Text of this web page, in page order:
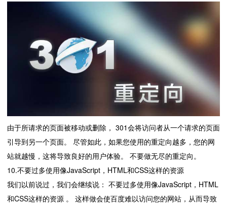
由于所请求的页面被移动或删除， 301会将访问者从一个请求的页面
引导到另一个页面。 尽管如此，如果您使用的重定向越多，您的网
站就越慢，这将导致良好的用户体验。 不要做无尽的重定向。
10.不要过多使用像JavaScript，HTML和CSS这样的资源
我们以前说过，我们会继续说： 不要过多使用像JavaScript，HTML
和CSS这样的资源 。 这样做会使百度难以访问您的网站，从而导致